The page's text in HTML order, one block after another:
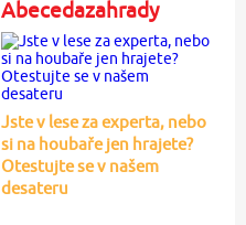
Abecedazahrady
Jste v lese za experta, nebo
si na houbaře jen hrajete?
Otestujte se v našem
desateru